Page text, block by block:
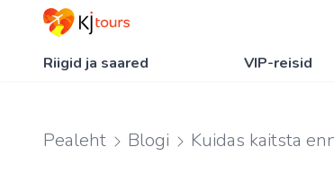
Riigid ja saared VIP-reisid
Pealeht Blogi Kuidas kaitsta